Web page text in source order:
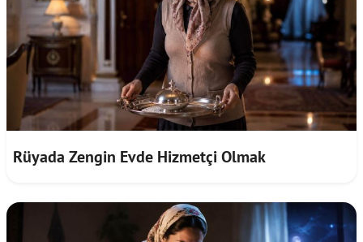
Rüyada Zengin Evde Hizmetçi Olmak